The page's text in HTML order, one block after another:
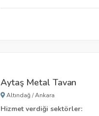
Aytaş Metal Tavan
Altındağ /Ankara
Hizmet verdiği sektörler: